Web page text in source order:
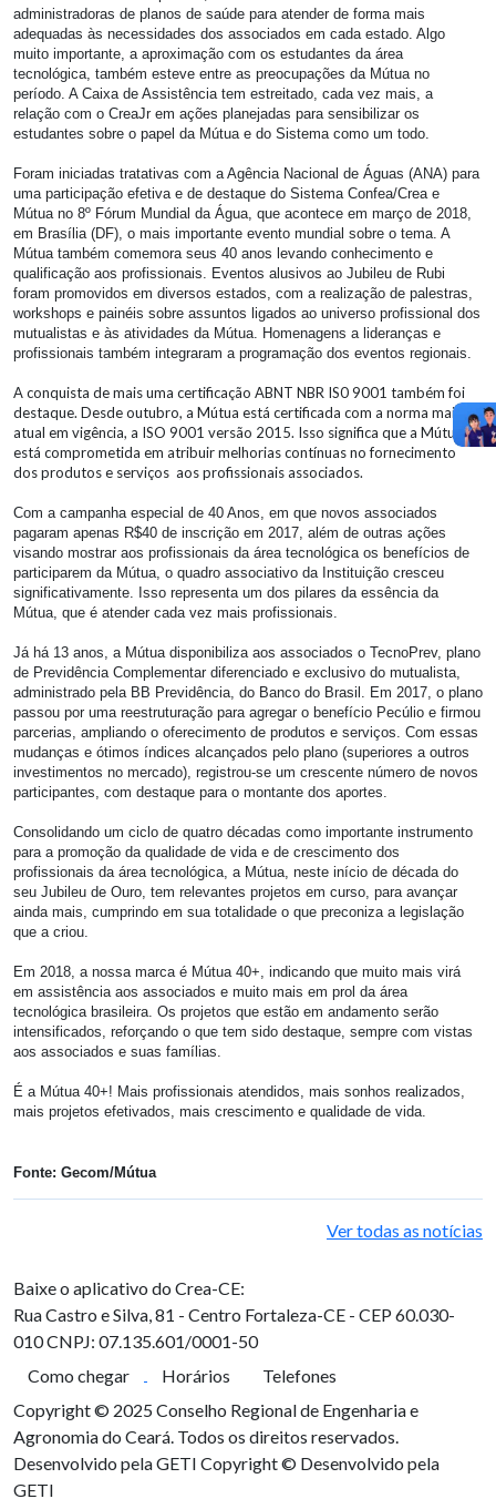
administradoras de planos de saúde para atender de forma mais
adequadas às necessidades dos associados em cada estado. Algo
muito importante, a aproximação com os estudantes da área
tecnológica, também esteve entre as preocupações da Mútua no
período. A Caixa de Assistência tem estreitado, cada vez mais, a
relação com o CreaJr em ações planejadas para sensibilizar os
estudantes sobre o papel da Mútua e do Sistema como um todo.
Foram iniciadas tratativas com a Agência Nacional de Águas (ANA) para
uma participação efetiva e de destaque do Sistema Confea/Crea e
Mútua no 8º Fórum Mundial da Água, que acontece em março de 2018,
em Brasília (DF), o mais importante evento mundial sobre o tema. A
Mútua também comemora seus 40 anos levando conhecimento e
qualificação aos profissionais. Eventos alusivos ao Jubileu de Rubi
foram promovidos em diversos estados, com a realização de palestras,
workshops e painéis sobre assuntos ligados ao universo profissional dos
mutualistas e às atividades da Mútua. Homenagens a lideranças e
profissionais também integraram a programação dos eventos regionais.
A conquista de mais uma certificação ABNT NBR IS0 9001 também foi
destaque. Desde outubro, a Mútua está certificada com a norma mais
atual em vigência, a ISO 9001 versão 2015. Isso significa que a Mútua
está comprometida em atribuir melhorias contínuas no fornecimento
dos produtos e serviços aos profissionais associados.
Com a campanha especial de 40 Anos, em que novos associados
pagaram apenas R$40 de inscrição em 2017, além de outras ações
visando mostrar aos profissionais da área tecnológica os benefícios de
participarem da Mútua, o quadro associativo da Instituição cresceu
significativamente. Isso representa um dos pilares da essência da
Mútua, que é atender cada vez mais profissionais.
Já há 13 anos, a Mútua disponibiliza aos associados o TecnoPrev, plano
de Previdência Complementar diferenciado e exclusivo do mutualista,
administrado pela BB Previdência, do Banco do Brasil. Em 2017, o plano
passou por uma reestruturação para agregar o benefício Pecúlio e firmou
parcerias, ampliando o oferecimento de produtos e serviços. Com essas
mudanças e ótimos índices alcançados pelo plano (superiores a outros
investimentos no mercado), registrou-se um crescente número de novos
participantes, com destaque para o montante dos aportes.
Consolidando um ciclo de quatro décadas como importante instrumento
para a promoção da qualidade de vida e de crescimento dos
profissionais da área tecnológica, a Mútua, neste início de década do
seu Jubileu de Ouro, tem relevantes projetos em curso, para avançar
ainda mais, cumprindo em sua totalidade o que preconiza a legislação
que a criou.
Em 2018, a nossa marca é Mútua 40+, indicando que muito mais virá
em assistência aos associados e muito mais em prol da área
tecnológica brasileira. Os projetos que estão em andamento serão
intensificados, reforçando o que tem sido destaque, sempre com vistas
aos associados e suas famílias.
É a Mútua 40+! Mais profissionais atendidos, mais sonhos realizados,
mais projetos efetivados, mais crescimento e qualidade de vida.
Fonte: Gecom/Mútua
Ver todas as notícias
Baixe o aplicativo do Crea-CE:
Rua Castro e Silva, 81 - Centro Fortaleza-CE - CEP 60.030-
010CNPJ: 07.135.601/0001-50
Como chegar
Horários
Telefones
Copyright © 2025 Conselho Regional de Engenharia e
Agronomia do Ceará. Todos os direitos reservados.
Desenvolvido pela GETI Copyright © Desenvolvido pela
GETI